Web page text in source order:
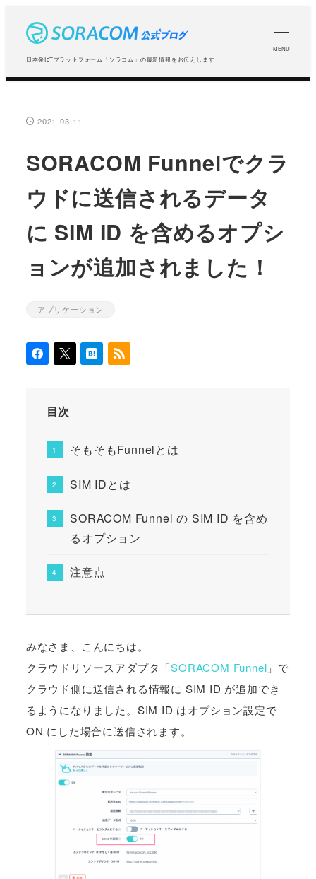
コ
日本発IoTプラットフォーム「ソラコム」の最新情報をお伝えします
MENU
投稿日
2021-03-11
SORACOM Funnelでクラ
ウドに送信されるデータ
に SIM ID を含めるオプシ
ョンが追加されました！
カテゴリー
アプリケーション
目次
そもそもFunnelとは
SIM IDとは
SORACOM Funnel の SIM ID を含め
るオプション
注意点
みなさま、こんにちは。
クラウドリソースアダプタ「SORACOM Funnel 」で
クラウド側に送信される情報に SIM ID が追加でき
るようになりました。SIM ID はオプション設定で
ON にした場合に送信されます。